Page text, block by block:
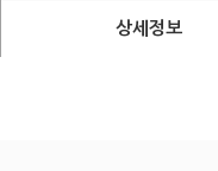
상세정보